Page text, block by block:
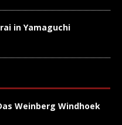
in Yamaguchi
Weinberg Windhoek